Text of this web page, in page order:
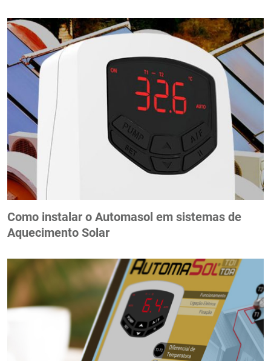
Como instalar o Automasol em sistemas de
Aquecimento Solar